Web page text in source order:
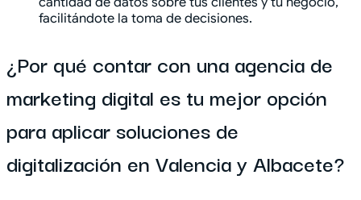
facilitándote la toma de decisiones.
¿Por qué contar con una agencia de
marketing digital es tu mejor opción
para aplicar soluciones de
digitalización en Valencia y Albacete?